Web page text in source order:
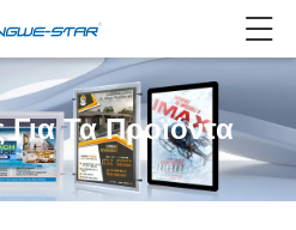
Για Τα Προϊόντα